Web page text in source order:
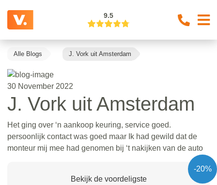
9.5
Alle Blogs J. Vork uit Amsterdam
30 November 2022
J. Vork uit Amsterdam
Het ging over ‘n aankoop keuring, service goed.
persoonlijk contact was goed maar Ik had gewild dat de
monteur mij mee had genomen bij ‘t nakijken van de auto
-20%
Bekijk de voordeligste